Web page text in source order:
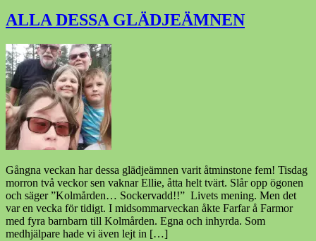
ALLA DESSA GLÄDJEÄMNEN
Gångna veckan har dessa glädjeämnen varit åtminstone fem! Tisdag
morron två veckor sen vaknar Ellie, åtta helt tvärt. Slår opp ögonen
och säger ”Kolmården… Sockervadd!!” Livets mening. Men det
var en vecka för tidigt. I midsommarveckan åkte Farfar å Farmor
med fyra barnbarn till Kolmården. Egna och inhyrda. Som
medhjälpare hade vi även lejt in […]